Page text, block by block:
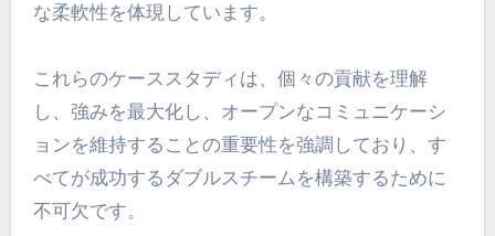
な柔軟性を体現しています。
これらのケーススタディは、個々の貢献を理解
し、強みを最大化し、オープンなコミュニケーシ
ョンを維持することの重要性を強調しており、す
べてが成功するダブルスチームを構築するために
不可欠です。